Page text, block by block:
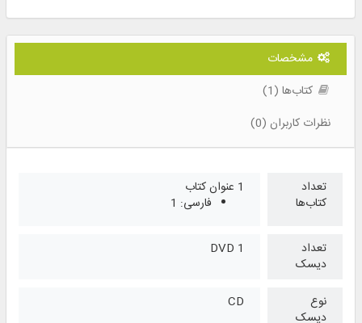
مشخصات
کتاب‌ها (1)
نظرات کاربران (0)
تعداد
کتاب‌ها
1 عنوان کتاب
فارسی: 1
تعداد
دیسک
1 DVD
نوع
دیسک
CD